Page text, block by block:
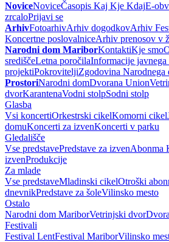
NoviceNoviceČasopis Kaj Kje KdajE-
zrcaloPrijavi se
ArhivFotoarhivArhiv dogodkovArhiv
Koncertne poslovalniceArhiv prenosov v
Narodni dom MariborKontaktiKje smo
središčeLetna poročilaInformacije javnega
projektiPokroviteljiZgodovina Narodnega
ProstoriNarodni domDvorana Union
dvorKarantenaVodni stolpSodni stolp
Glasba
Vsi koncertiOrkestrski cikelKomorni cikel
domuKoncerti za izvenKoncerti v parku
Gledališče
Vse predstavePredstave za izvenAbonma
izvenProdukcije
Za mlade
Vse predstaveMladinski cikelOtroški
dnevnikPredstave za šoleVilinsko mesto
Ostalo
Narodni dom MariborVetrinjski dvor
Festivali
Festival LentFestival MariborVilinsko